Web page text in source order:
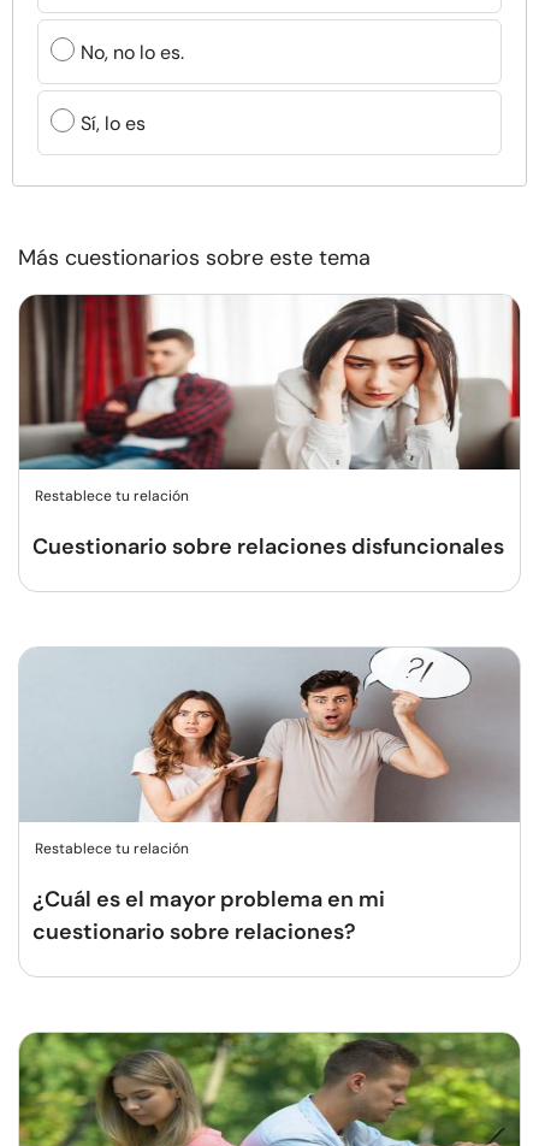
No, no lo es.
Sí, lo es
Más cuestionarios sobre este tema
Restablece tu relación
Cuestionario sobre relaciones disfuncionales
Restablece tu relación
¿Cuál es el mayor problema en mi
cuestionario sobre relaciones?